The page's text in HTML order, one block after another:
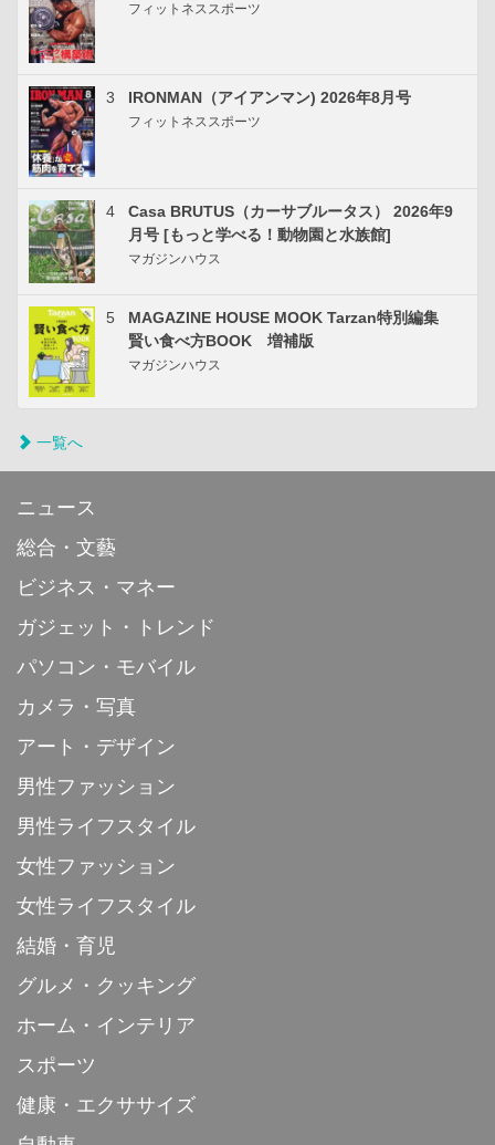
フィットネススポーツ
3 IRONMAN（アイアンマン) 2026年8月号
フィットネススポーツ
4
Casa BRUTUS（カーサブルータス） 2026年9
月号 [もっと学べる！動物園と水族館]
マガジンハウス
5
MAGAZINE HOUSE MOOK Tarzan特別編集
賢い食べ方BOOK 増補版
マガジンハウス
一覧へ
ニュース
総合・文藝
ビジネス・マネー
ガジェット・トレンド
パソコン・モバイル
カメラ・写真
アート・デザイン
男性ファッション
男性ライフスタイル
女性ファッション
女性ライフスタイル
結婚・育児
グルメ・クッキング
ホーム・インテリア
スポーツ
健康・エクササイズ